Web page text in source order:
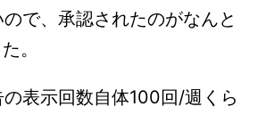
で、承認されたのがなんと
。
表示回数自体100回/週くら